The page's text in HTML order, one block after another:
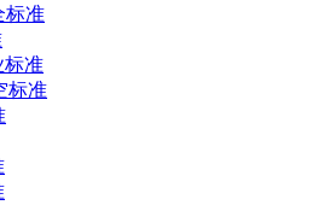
标准
标准
标准